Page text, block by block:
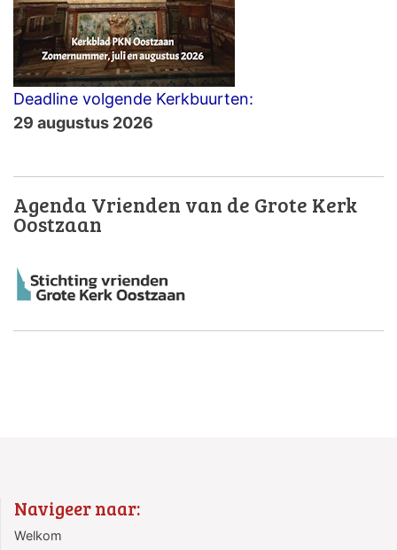
Deadline volgende Kerkbuurten:
29 augustus 2026
Agenda Vrienden van de Grote Kerk
Oostzaan
Navigeer naar:
Welkom